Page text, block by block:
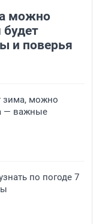
можно
и поверья
зима, можно
— важные
по погоде 7